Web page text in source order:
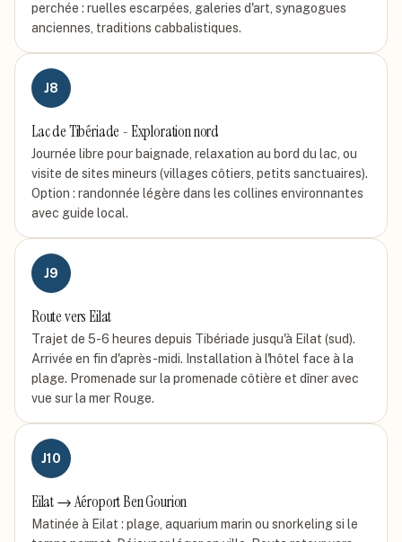
perchée : ruelles escarpées, galeries d'art, synagogues
anciennes, traditions cabbalistiques.
J8
Lac de Tibériade - Exploration nord
Journée libre pour baignade, relaxation au bord du lac, ou
visite de sites mineurs (villages côtiers, petits sanctuaires).
Option : randonnée légère dans les collines environnantes
avec guide local.
J9
Route vers Eilat
Trajet de 5-6 heures depuis Tibériade jusqu'à Eilat (sud).
Arrivée en fin d'après-midi. Installation à l'hôtel face à la
plage. Promenade sur la promenade côtière et dîner avec
vue sur la mer Rouge.
J10
Eilat → Aéroport Ben Gourion
Matinée à Eilat : plage, aquarium marin ou snorkeling si le